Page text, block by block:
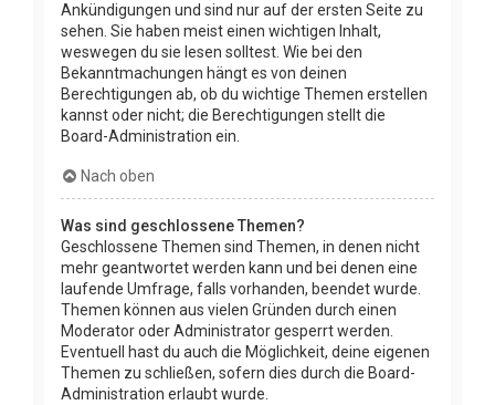
Ankündigungen und sind nur auf der ersten Seite zu
sehen. Sie haben meist einen wichtigen Inhalt,
weswegen du sie lesen solltest. Wie bei den
Bekanntmachungen hängt es von deinen
Berechtigungen ab, ob du wichtige Themen erstellen
kannst oder nicht; die Berechtigungen stellt die
Board-Administration ein.
Nach oben
Was sind geschlossene Themen?
Geschlossene Themen sind Themen, in denen nicht
mehr geantwortet werden kann und bei denen eine
laufende Umfrage, falls vorhanden, beendet wurde.
Themen können aus vielen Gründen durch einen
Moderator oder Administrator gesperrt werden.
Eventuell hast du auch die Möglichkeit, deine eigenen
Themen zu schließen, sofern dies durch die Board-
Administration erlaubt wurde.